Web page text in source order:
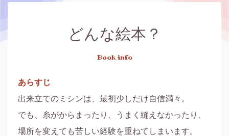
どんな絵本？
Book info
あらすじ
出来立てのミシンは、最初少しだけ自信満々。
でも、糸がからまったり、うまく縫えなかったり、
場所を変えても苦しい経験を重ねてしまいます。